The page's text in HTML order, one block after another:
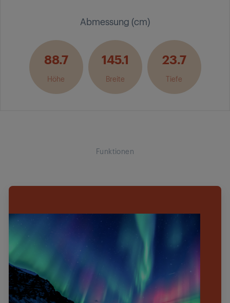
Abmessung (cm)
88.7
Höhe
145.1
Breite
23.7
Tiefe
Funktionen